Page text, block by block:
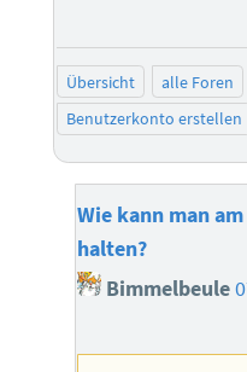
Übersicht alle Foren
Benutzerkonto erstellen
Wie kann man
halten?
Bimmelbeule